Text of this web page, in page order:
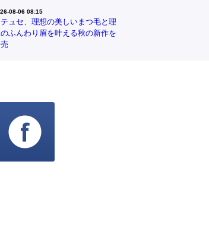
08-06 08:15
ュセ、理想の美しいまつ毛と理
ふんわり眉を叶える秋の新作を